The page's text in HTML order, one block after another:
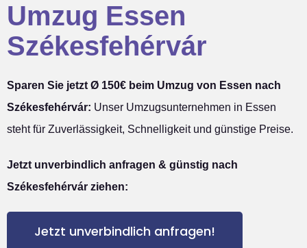
Umzug Essen
Székesfehérvár
Sparen Sie jetzt Ø 150€ beim Umzug von Essen nach
Székesfehérvár: Unser Umzugsunternehmen in Essen
steht für Zuverlässigkeit, Schnelligkeit und günstige Preise.
Jetzt unverbindlich anfragen & günstig nach
Székesfehérvár ziehen:
Jetzt unverbindlich anfragen!